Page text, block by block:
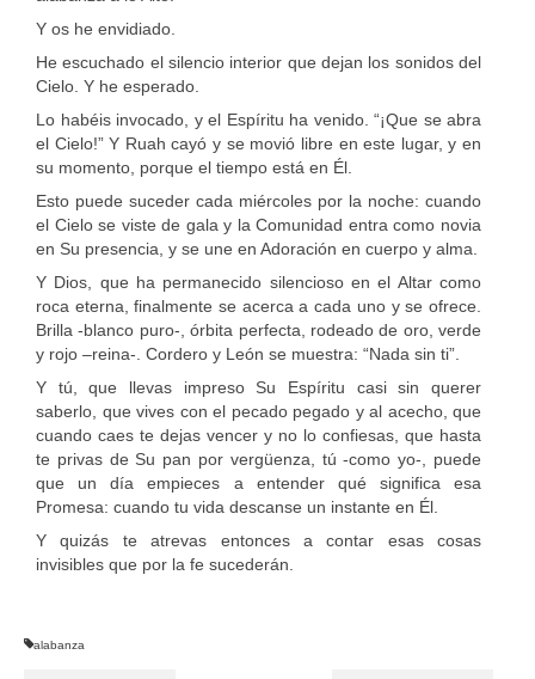
Y os he envidiado.
He escuchado el silencio interior que dejan los sonidos del
Cielo. Y he esperado.
Lo habéis invocado, y el Espíritu ha venido. “¡Que se abra
el Cielo!” Y Ruah cayó y se movió libre en este lugar, y en
su momento, porque el tiempo está en Él.
Esto puede suceder cada miércoles por la noche: cuando
el Cielo se viste de gala y la Comunidad entra como novia
en Su presencia, y se une en Adoración en cuerpo y alma.
Y Dios, que ha permanecido silencioso en el Altar como
roca eterna, finalmente se acerca a cada uno y se ofrece.
Brilla -blanco puro-, órbita perfecta, rodeado de oro, verde
y rojo –reina-. Cordero y León se muestra: “Nada sin ti”.
Y tú, que llevas impreso Su Espíritu casi sin querer
saberlo, que vives con el pecado pegado y al acecho, que
cuando caes te dejas vencer y no lo confiesas, que hasta
te privas de Su pan por vergüenza, tú -como yo-, puede
que un día empieces a entender qué significa esa
Promesa: cuando tu vida descanse un instante en Él.
Y quizás te atrevas entonces a contar esas cosas
invisibles que por la fe sucederán.
alabanza